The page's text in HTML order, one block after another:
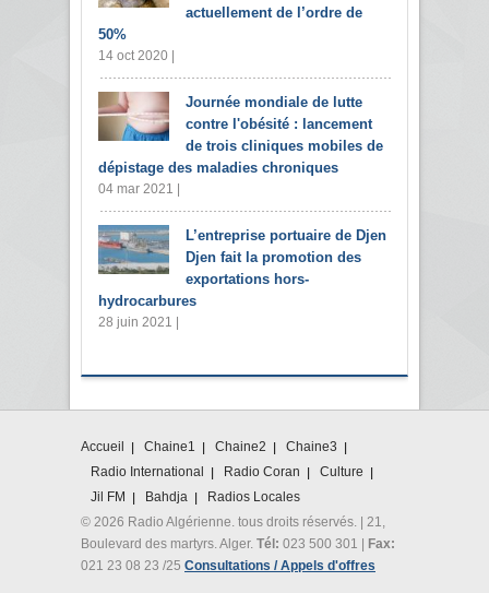
actuellement de l’ordre de
50%
14 oct 2020 |
Journée mondiale de lutte
contre l'obésité : lancement
de trois cliniques mobiles de
dépistage des maladies chroniques
04 mar 2021 |
L’entreprise portuaire de Djen
Djen fait la promotion des
exportations hors-
hydrocarbures
28 juin 2021 |
Accueil Chaine1 Chaine2
Chaine3
Radio International
Radio Coran
Culture
Jil FM
Bahdja
Radios Locales
© 2026 Radio Algérienne. tous droits réservés. | 21,
Boulevard des martyrs. Alger. Tél: 023 500 301 | Fax:
021 23 08 23 /25 Consultations / Appels d'offres